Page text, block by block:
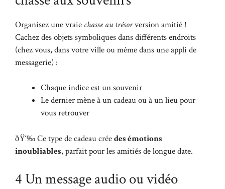
Organisez une vraie chasse au trésorversion amitié !
Cachez des objets symboliques dans différents endroits
(chez vous, dans votre ville ou même dans une appli de
messagerie) :
Chaque indice est un souvenir
Le dernier mène à un cadeau ou à un lieu pour
vous retrouver
ðŸ‘‰ Ce type de cadeau créedes émotions
inoubliables, parfait pour les amitiés de longue date.
4 Un message audio ou vidéo